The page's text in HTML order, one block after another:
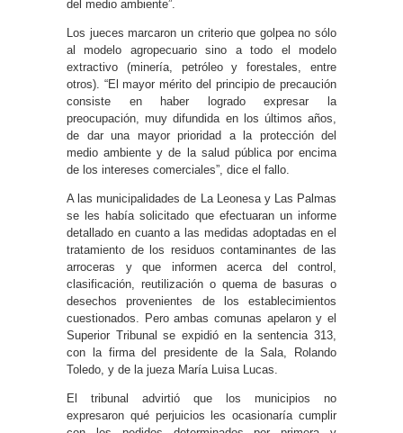
del medio ambiente”.
Los jueces marcaron un criterio que golpea no sólo
al modelo agropecuario sino a todo el modelo
extractivo (minería, petróleo y forestales, entre
otros). “El mayor mérito del principio de precaución
consiste en haber logrado expresar la
preocupación, muy difundida en los últimos años,
de dar una mayor prioridad a la protección del
medio ambiente y de la salud pública por encima
de los intereses comerciales”, dice el fallo.
A las municipalidades de La Leonesa y Las Palmas
se les había solicitado que efectuaran un informe
detallado en cuanto a las medidas adoptadas en el
tratamiento de los residuos contaminantes de las
arroceras y que informen acerca del control,
clasificación, reutilización o quema de basuras o
desechos provenientes de los establecimientos
cuestionados. Pero ambas comunas apelaron y el
Superior Tribunal se expidió en la sentencia 313,
con la firma del presidente de la Sala, Rolando
Toledo, y de la jueza María Luisa Lucas.
El tribunal advirtió que los municipios no
expresaron qué perjuicios les ocasionaría cumplir